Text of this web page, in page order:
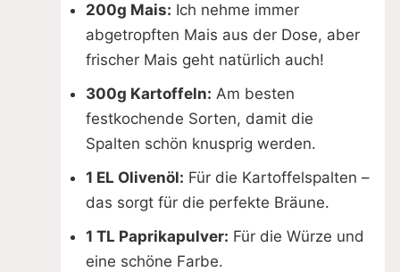
200g Mais: Ich nehme immer
abgetropften Mais aus der Dose, aber
frischer Mais geht natürlich auch!
300g Kartoffeln: Am besten
festkochende Sorten, damit die
Spalten schön knusprig werden.
1 EL Olivenöl: Für die Kartoffelspalten –
das sorgt für die perfekte Bräune.
1 TL Paprikapulver: Für die Würze und
eine schöne Farbe.